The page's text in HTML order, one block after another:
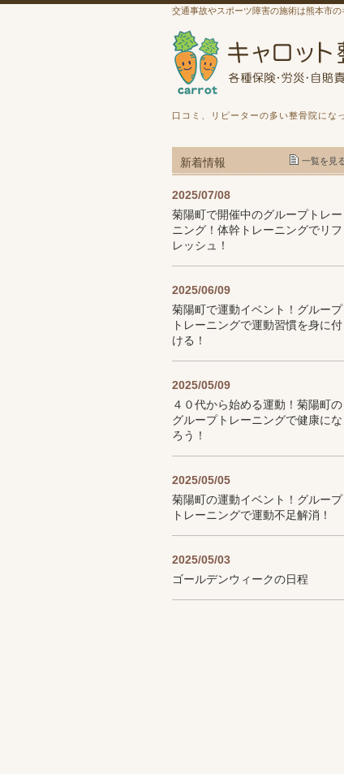
交通事故やスポーツ障害の施術は熊本市の
口コミ、リピーターの多い整骨院にな
新着情報 一覧を見
2025/07/08
菊陽町で開催中のグループトレー
ニング！体幹トレーニングでリフ
レッシュ！
2025/06/09
菊陽町で運動イベント！グループ
トレーニングで運動習慣を身に付
ける！
2025/05/09
４０代から始める運動！菊陽町の
グループトレーニングで健康にな
ろう！
2025/05/05
菊陽町の運動イベント！グループ
トレーニングで運動不足解消！
2025/05/03
ゴールデンウィークの日程